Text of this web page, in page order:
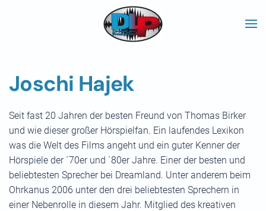
Skip to main content
Joschi Hajek
Seit fast 20 Jahren der besten Freund von Thomas Birker
und wie dieser großer Hörspielfan. Ein laufendes Lexikon
was die Welt des Films angeht und ein guter Kenner der
Hörspiele der ´70er und ´80er Jahre. Einer der besten und
beliebtesten Sprecher bei Dreamland. Unter anderem beim
Ohrkanus 2006 unter den drei beliebtesten Sprechern in
einer Nebenrolle in diesem Jahr. Mitglied des kreativen